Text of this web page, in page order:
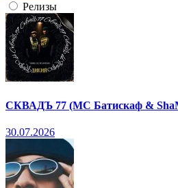
Релизы
СКВАДЪ 77 (МС Батискаф &
30.07.2026